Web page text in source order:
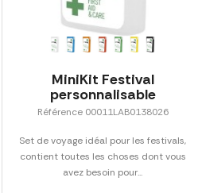
MiniKit Festival
personnalisable
Référence 00011LAB0138026
Set de voyage idéal pour les festivals,
contient toutes les choses dont vous
avez besoin pour...